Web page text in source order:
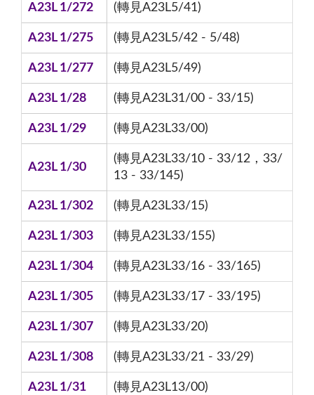
A23L 1/272 (轉見A23L5/41)
A23L 1/275 (轉見A23L5/42 - 5/48)
A23L 1/277 (轉見A23L5/49)
A23L 1/28 (轉見A23L31/00 - 33/15)
A23L 1/29 (轉見A23L33/00)
A23L 1/30
(轉見A23L33/10 - 33/12，33/
13 - 33/145)
A23L 1/302 (轉見A23L33/15)
A23L 1/303 (轉見A23L33/155)
A23L 1/304 (轉見A23L33/16 - 33/165)
A23L 1/305 (轉見A23L33/17 - 33/195)
A23L 1/307 (轉見A23L33/20)
A23L 1/308 (轉見A23L33/21 - 33/29)
A23L 1/31 (轉見A23L13/00)